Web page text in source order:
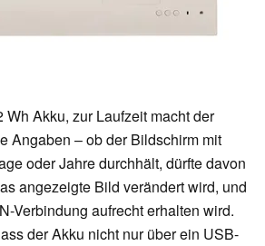
Wh Akku, zur Laufzeit macht der
Angaben – ob der Bildschirm mit
oder Jahre durchhält, dürfte davon
angezeigte Bild verändert wird, und
Verbindung aufrecht erhalten wird.
der Akku nicht nur über ein USB-